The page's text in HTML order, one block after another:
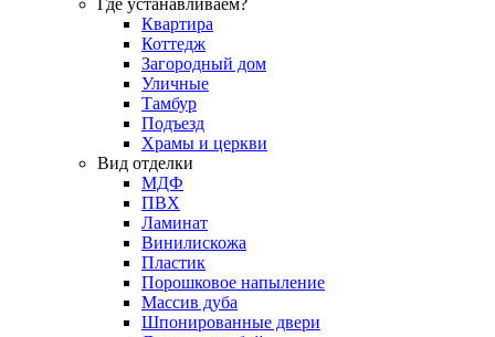
Где устанавливаем?
Квартира
Коттедж
Загородный дом
Уличные
Тамбур
Подъезд
Храмы и церкви
Вид отделки
МДФ
ПВХ
Ламинат
Винилискожа
Пластик
Порошковое напыление
Массив дуба
Шпонированные двери